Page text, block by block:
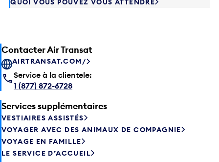
AIRTRANSAT.COM/
Service à la clientele:
1 (877) 872-6728
VESTIAIRES ASSISTÉS
VOYAGER AVEC DES ANIMAUX DE COMPAGNIE
VOYAGE EN FAMILLE
LE SERVICE D’ACCUEIL
SALONS